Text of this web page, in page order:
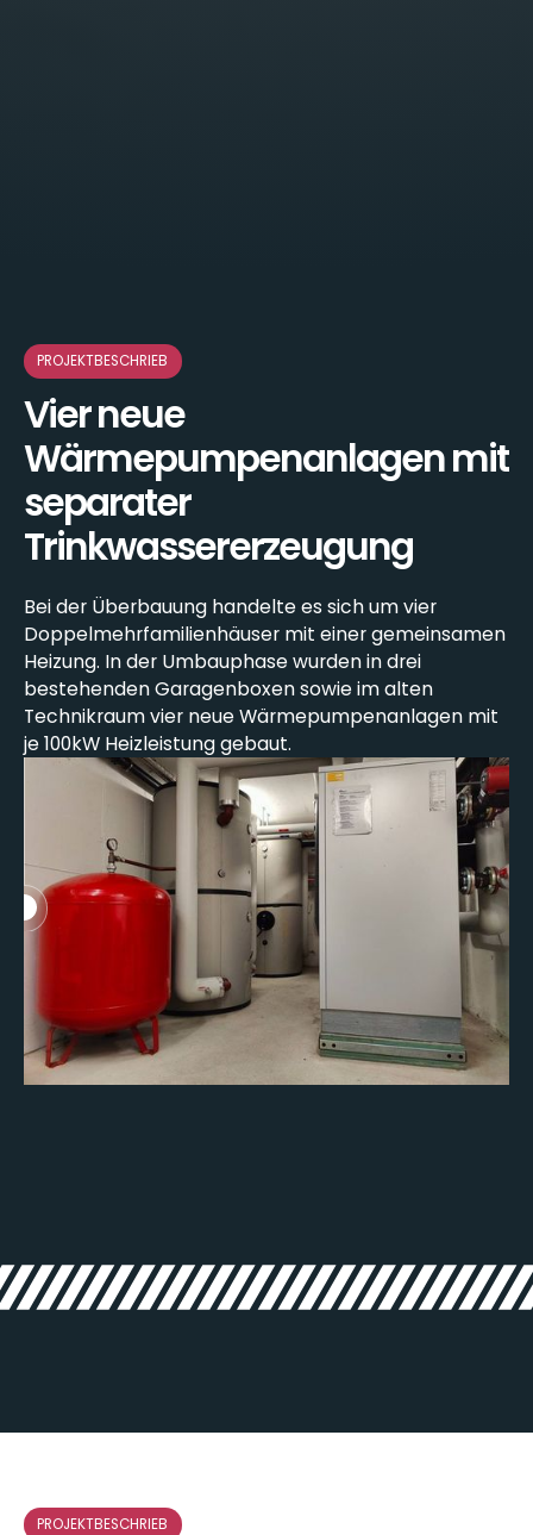
PROJEKTBESCHRIEB
Vier neue
Wärmepumpenanlagen mit
separater
Trinkwassererzeugung
Bei der Überbauung handelte es sich um vier
Doppelmehrfamilienhäuser mit einer gemeinsamen
Heizung. In der Umbauphase wurden in drei
bestehenden Garagenboxen sowie im alten
Technikraum vier neue Wärmepumpenanlagen mit
je 100kW Heizleistung gebaut.
PROJEKTBESCHRIEB